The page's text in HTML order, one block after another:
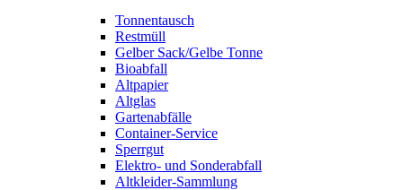
Tonnentausch
Restmüll
Gelber Sack/Gelbe Tonne
Bioabfall
Altpapier
Altglas
Gartenabfälle
Container-Service
Sperrgut
Elektro- und Sonderabfall
Altkleider-Sammlung